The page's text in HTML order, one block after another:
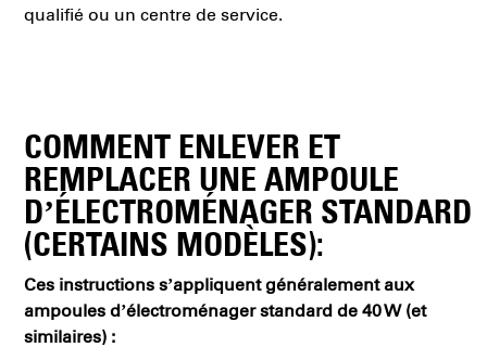
qualifié ou un centre de service.
COMMENT ENLEVER ET
REMPLACER UNE AMPOULE
D’ÉLECTROMÉNAGER STANDARD
(CERTAINS MODÈLES):
Ces instructions s’appliquent généralement aux
ampoules d’électroménager standard de 40 W (et
similaires) :